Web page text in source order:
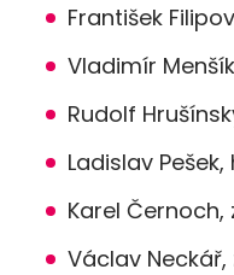
František
Vladimír
Rudolf
Ladislav
Karel Černoch,
Václav Neckář,